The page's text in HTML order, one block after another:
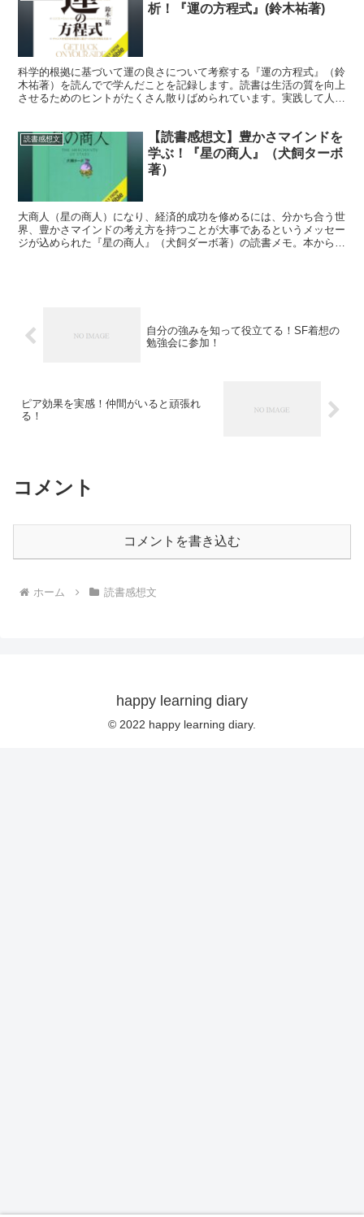
析！『運の方程式』(鈴木祐著)
科学的根拠に基づいて運の良さについて考察する『運の方程式』（鈴
木祐著）を読んでで学んだことを記録します。読書は生活の質を向上
させるためのヒントがたくさん散りばめられています。実践して人生
読書感想文
【読書感想文】豊かさマインドを
学ぶ！『星の商人』（犬飼ターボ
著）
大商人（星の商人）になり、経済的成功を修めるには、分かち合う世
界、豊かさマインドの考え方を持つことが大事であるというメッセー
ジが込められた『星の商人』（犬飼ダーボ著）の読書メモ。本からの
自分の強みを知って役立てる！SF着想の
勉強会に参加！
ピア効果を実感！仲間がいると頑張れ
る！
コメント
コメントを書き込む
ホーム 読書感想文
happy learning diary
© 2022 happy learning diary.